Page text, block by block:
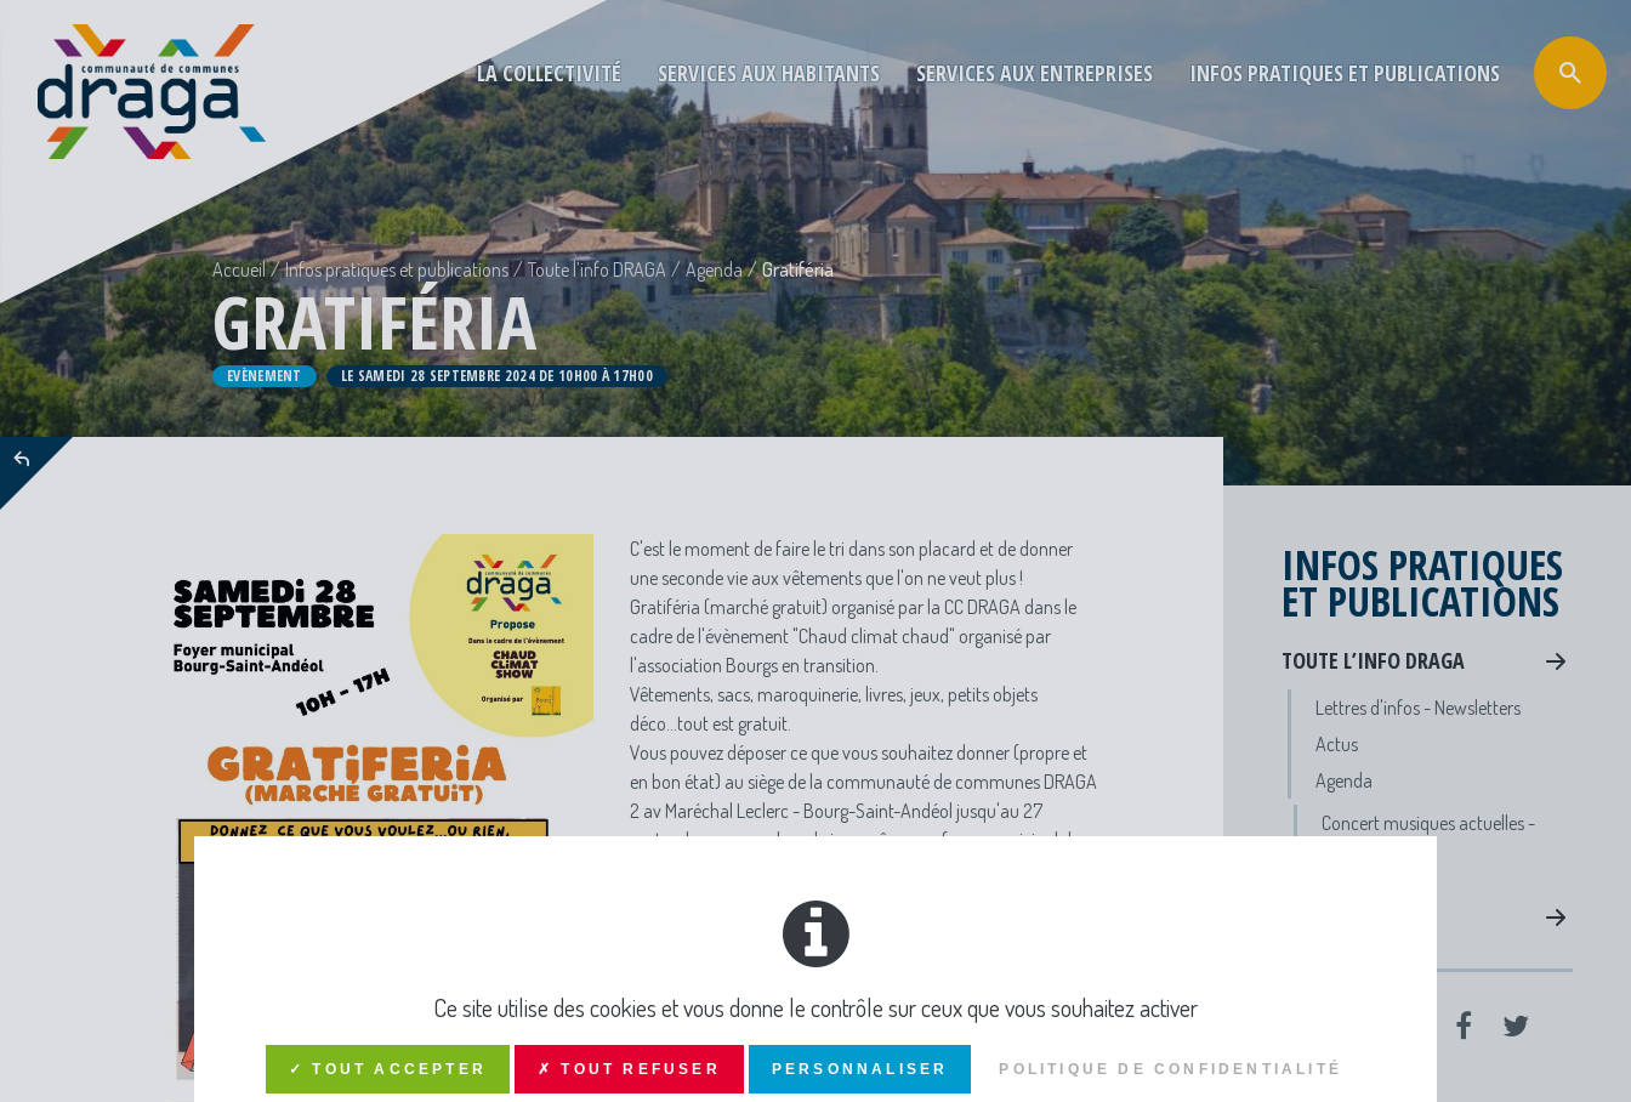
LA COLLECTIVITÉ SERVICES AUX HABITANTS SERVICES AUX ENTREPRISES INFOS PRATIQUES ET PUBLICATIONS
Accueil Infos pratiques et publications Toute l’info DRAGA Agenda Gratiféria
GRATIFÉRIA
EVÈNEMENT LE SAMEDI 28 SEPTEMBRE 2024 DE 10H00 À 17H00
C'est le moment de faire le tri dans son placard et de donner
une seconde vie aux vêtements que l'on ne veut plus !
Gratiféria (marché gratuit) organisé par la CC DRAGA dans le
cadre de l'évènement "Chaud climat chaud" organisé par
l'association Bourgs en transition.
Vêtements, sacs, maroquinerie, livres, jeux, petits objets
déco...tout est gratuit.
Vous pouvez déposer ce que vous souhaitez donner (propre et
en bon état) au siège de la communauté de communes DRAGA
2 av Maréchal Leclerc - Bourg-Saint-Andéol jusqu'au 27
septembre, ou sur place, le jour même, au foyer municipal de
INFOS PRATIQUES
ET PUBLICATIONS
TOUTE L’INFO DRAGA
Lettres d'infos - Newsletters
Actus
Agenda
Concert musiques actuelles -
Ce site utilise des cookies et vous donne le contrôle sur ceux que vous souhaitez activer
✓ TOUT ACCEPTER ✗ TOUT REFUSER PERSONNALISER POLITIQUE DE CONFIDENTIALITÉ